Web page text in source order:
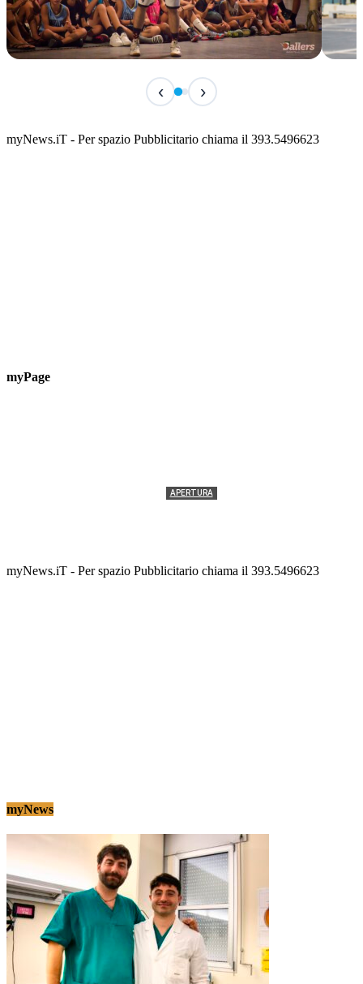
Classic Contest 3vs3 Memorial Michele
📅 6 Agosto 2026 · 09:00 · 📍 Lungomare C. Colombo
‹ ›
myNews.iT - Per spazio Pubblicitario chiama il 393.5496623
myPage
APERTURA
myNews.iT - Per spazio Pubblicitario chiama il 393.5496623
myNews